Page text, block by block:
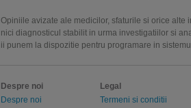
Opiniile avizate ale medicilor, sfaturile si orice
nici diagnosticul stabilit in urma investigatiilor si
ii punem la dispozitie pentru programare in
Despre noi
Despre noi
Legal
Termeni si conditii